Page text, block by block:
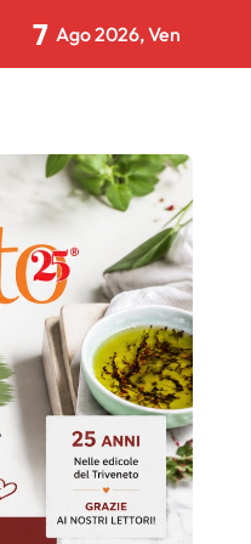
7 Ago 2026, Ven